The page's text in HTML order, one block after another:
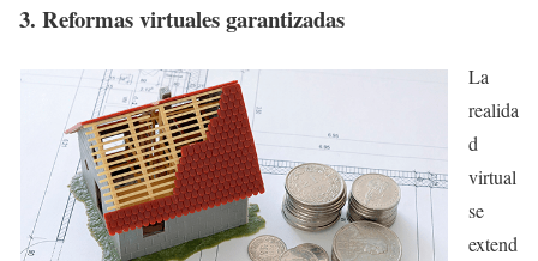
3. Reformas virtuales garantizadas
La
realida
d
virtual
se
extend